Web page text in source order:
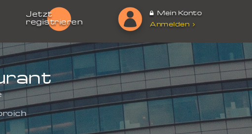
Jetzt
registrieren
Mein Konto
Anmelden